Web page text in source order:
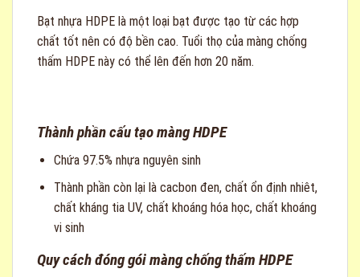
Bạt nhựa HDPE là một loại bạt được tạo từ các hợp
chất tốt nên có độ bền cao. Tuổi thọ của màng chống
thấm HDPE này có thể lên đến hơn 20 năm.
Thành phần cấu tạo màng HDPE
Chứa 97.5% nhựa nguyên sinh
Thành phần còn lại là cacbon đen, chất ổn định nhiêt,
chất kháng tia UV, chất khoáng hóa học, chất khoáng
vi sinh
Quy cách đóng gói màng chống thấm HDPE